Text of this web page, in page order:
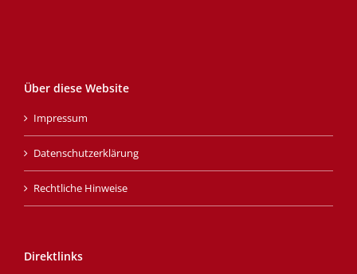
Über diese Website
Impressum
Datenschutzerklärung
Rechtliche Hinweise
Direktlinks